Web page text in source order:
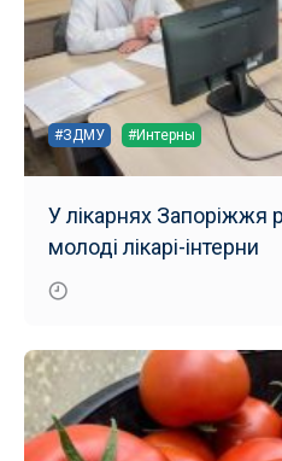
#ЗДМУ #Интерны
У лікарнях Запоріжжя
молоді лікарі-інтерни